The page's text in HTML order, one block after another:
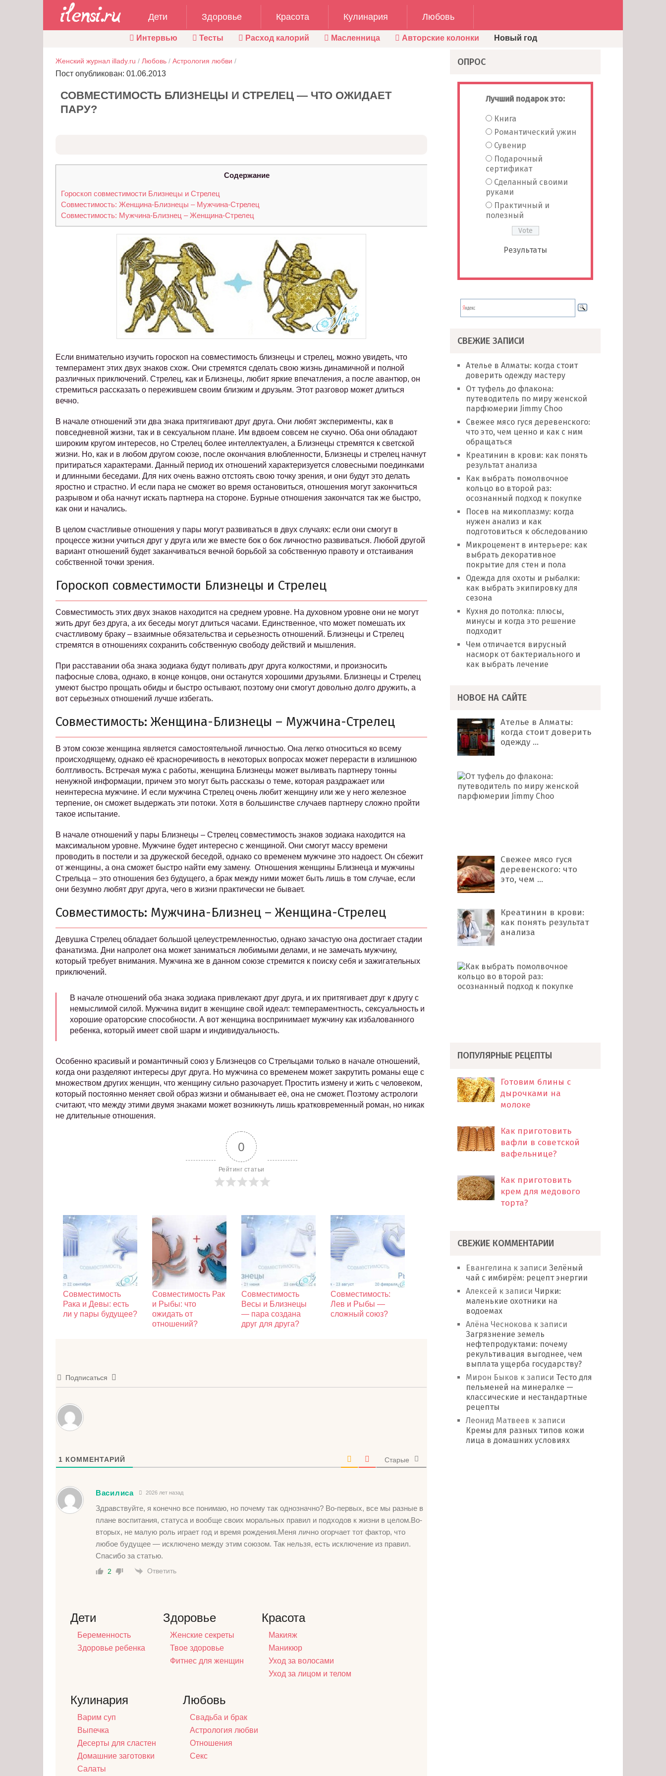
Дети Здоровье Красота Кулинария Любовь
Интервью Тесты Расход калорий Масленница Авторские колонки Новый год
Женский журнал illady.ru / Любовь / Астрология любви /
Пост опубликован: 01.06.2013
СОВМЕСТИМОСТЬ БЛИЗНЕЦЫ И СТРЕЛЕЦ — ЧТО ОЖИДАЕТ
ПАРУ?
Содержание
Гороскоп совместимости Близнецы и Стрелец
Совместимость: Женщина-Близнецы – Мужчина-Стрелец
Совместимость: Мужчина-Близнец – Женщина-Стрелец
Если внимательно изучить гороскоп на совместимость близнецы и стрелец, можно увидеть, что
темперамент этих двух знаков схож. Они стремятся сделать свою жизнь динамичной и полной
различных приключений. Стрелец, как и Близнецы, любит яркие впечатления, а после авантюр, он
стремиться рассказать о пережившем своим близким и друзьям. Этот разговор может длиться
вечно.
В начале отношений эти два знака притягивают друг друга. Они любят эксперименты, как в
повседневной жизни, так и в сексуальном плане. Им вдвоем совсем не скучно. Оба они обладают
широким кругом интересов, но Стрелец более интеллектуален, а Близнецы стремятся к светской
жизни. Но, как и в любом другом союзе, после окончания влюбленности, Близнецы и стрелец начнут
притираться характерами. Данный период их отношений характеризуется словесными поединками
и длинными беседами. Для них очень важно отстоять свою точку зрения, и они будут это делать
яростно и страстно. И если пара не сможет во время остановиться, отношения могут закончиться
разрывом и оба начнут искать партнера на стороне. Бурные отношения закончатся так же быстро,
как они и начались.
В целом счастливые отношения у пары могут развиваться в двух случаях: если они смогут в
процессе жизни учиться друг у друга или же вместе бок о бок личностно развиваться. Любой другой
вариант отношений будет заканчиваться вечной борьбой за собственную правоту и отстаивания
собственной точки зрения.
Гороскоп совместимости Близнецы и Стрелец
Совместимость этих двух знаков находится на среднем уровне. На духовном уровне они не могут
жить друг без друга, а их беседы могут длиться часами. Единственное, что может помешать их
счастливому браку – взаимные обязательства и серьезность отношений. Близнецы и Стрелец
стремятся в отношениях сохранить собственную свободу действий и мышления.
При расставании оба знака зодиака будут поливать друг друга колкостями, и произносить
пафосные слова, однако, в конце концов, они останутся хорошими друзьями. Близнецы и Стрелец
умеют быстро прощать обиды и быстро остывают, поэтому они смогут довольно долго дружить, а
вот серьезных отношений лучше избегать.
Совместимость: Женщина-Близнецы – Мужчина-Стрелец
В этом союзе женщина является самостоятельной личностью. Она легко относиться ко всему
происходящему, однако её красноречивость в некоторых вопросах может перерасти в излишнюю
болтливость. Встречая мужа с работы, женщина Близнецы может выливать партнеру тонны
ненужной информации, причем это могут быть рассказы о теме, которая раздражает или
неинтересна мужчине. И если мужчина Стрелец очень любит женщину или же у него железное
терпение, он сможет выдержать эти потоки. Хотя в большинстве случаев партнеру сложно пройти
такое испытание.
В начале отношений у пары Близнецы – Стрелец совместимость знаков зодиака находится на
максимальном уровне. Мужчине будет интересно с женщиной. Они смогут массу времени
проводить в постели и за дружеской беседой, однако со временем мужчине это надоест. Он сбежит
от женщины, а она сможет быстро найти ему замену. Отношения женщины Близнеца и мужчины
Стрельца – это отношения без будущего, а брак между ними может быть лишь в том случае, если
они безумно любят друг друга, чего в жизни практически не бывает.
Совместимость: Мужчина-Близнец – Женщина-Стрелец
Девушка Стрелец обладает большой целеустремленностью, однако зачастую она достигает стадии
фанатизма. Дни напролет она может заниматься любимыми делами, и не замечать мужчину,
который требует внимания. Мужчина же в данном союзе стремится к поиску себя и зажигательных
приключений.
В начале отношений оба знака зодиака привлекают друг друга, и их притягивает друг к другу с
немыслимой силой. Мужчина видит в женщине свой идеал: темпераментность, сексуальность и
хорошие ораторские способности. А вот женщина воспринимает мужчину как избалованного
ребенка, который имеет свой шарм и индивидуальность.
Особенно красивый и романтичный союз у Близнецов со Стрельцами только в начале отношений,
когда они разделяют интересы друг друга. Но мужчина со временем может закрутить романы еще с
множеством других женщин, что женщину сильно разочарует. Простить измену и жить с человеком,
который постоянно меняет свой образ жизни и обманывает её, она не сможет. Поэтому астрологи
считают, что между этими двумя знаками может возникнуть лишь кратковременный роман, но никак
не длительные отношения.
0
Рейтинг статьи
Совместимость
Рака и Девы: есть
ли у пары будущее?
Совместимость Рак
и Рыбы: что
ожидать от
отношений?
Совместимость
Весы и Близнецы
— пара создана
друг для друга?
Совместимость:
Лев и Рыбы —
сложный союз?
Подписаться
1 КОММЕНТАРИЙ Старые
Василиса 2026 лет назад
Здравствуйте, я конечно все понимаю, но почему так однозначно? Во-первых, все мы разные в
плане воспитания, статуса и вообще своих моральных правил и подходов к жизни в целом.Во-
вторых, не малую роль играет год и время рождения.Меня лично огорчает тот фактор, что
любое будущее — исключено между этим союзом. Так нельзя, есть исключение из правил.
Спасибо за статью.
2 Ответить
Дети
Беременность
Здоровье ребенка
Здоровье
Женские секреты
Твое здоровье
Фитнес для женщин
Красота
Макияж
Маникюр
Уход за волосами
Уход за лицом и телом
Кулинария
Варим суп
Выпечка
Десерты для сластен
Домашние заготовки
Салаты
Любовь
Свадьба и брак
Астрология любви
Отношения
Секс
ОПРОС
Лучший подарок это:
Книга
Романтический ужин
Сувенир
Подарочный
сертификат
Сделанный своими
руками
Практичный и
полезный
Результаты
СВЕЖИЕ ЗАПИСИ
Ателье в Алматы: когда стоит
доверить одежду мастеру
От туфель до флакона:
путеводитель по миру женской
парфюмерии Jimmy Choo
Свежее мясо гуся деревенского:
что это, чем ценно и как с ним
обращаться
Креатинин в крови: как понять
результат анализа
Как выбрать помолвочное
кольцо во второй раз:
осознанный подход к покупке
Посев на микоплазму: когда
нужен анализ и как
подготовиться к обследованию
Микроцемент в интерьере: как
выбрать декоративное
покрытие для стен и пола
Одежда для охоты и рыбалки:
как выбрать экипировку для
сезона
Кухня до потолка: плюсы,
минусы и когда это решение
подходит
Чем отличается вирусный
насморк от бактериального и
как выбрать лечение
НОВОЕ НА САЙТЕ
Ателье в Алматы:
когда стоит доверить
одежду …
Свежее мясо гуся
деревенского: что
это, чем …
Креатинин в крови:
как понять результат
анализа
ПОПУЛЯРНЫЕ РЕЦЕПТЫ
Готовим блины с
дырочками на
молоке
Как приготовить
вафли в советской
вафельнице?
Как приготовить
крем для медового
торта?
СВЕЖИЕ КОММЕНТАРИИ
Евангелина к записиЗелёный
чай с имбирём: рецепт энергии
Алексей к записи Чирки:
маленькие охотники на
водоемах
Алёна Чеснокова к записи
Загрязнение земель
нефтепродуктами: почему
рекультивация выгоднее, чем
выплата ущерба государству?
Мирон Быков к записи Тесто для
пельменей на минералке —
классические и нестандартные
рецепты
Леонид Матвеев к записи
Кремы для разных типов кожи
лица в домашних условиях